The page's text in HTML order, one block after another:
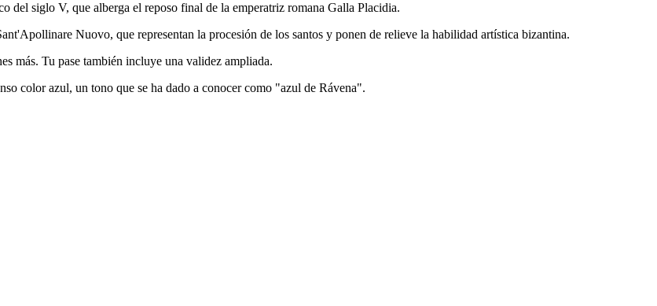
del siglo V, que alberga el reposo final de la emperatriz romana Galla Placidia.
Nuovo, que representan la procesión de los santos y ponen de relieve la habilidad artística bizantina.
más. Tu pase también incluye una validez ampliada.
color azul, un tono que se ha dado a conocer como "azul de Rávena".